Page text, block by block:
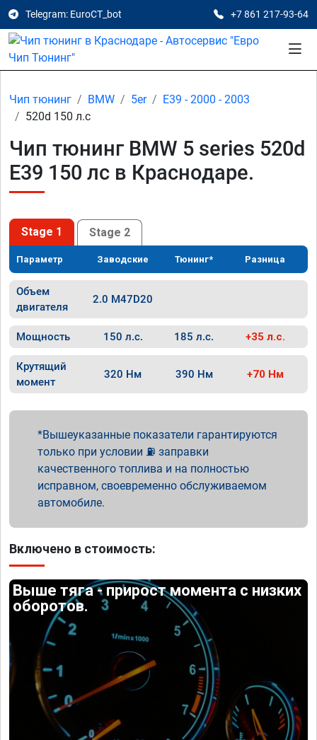
Telegram: EuroCT_bot +7 861 217-93-64
Чип тюнинг BMW 5er
E39 - 2000 - 2003
520d 150 л.с
Чип тюнинг BMW 5 series 520d
E39 150 лс в Краснодаре.
Stage 1 Stage 2
Параметр Заводские Тюнинг* Разница
Объем
двигателя
2.0 M47D20
Мощность 150 л.с. 185 л.с. +35 л.с.
Крутящий
момент
320 Нм 390 Нм +70 Нм
Вышеуказанные показатели гарантируются
только при условии ⛽ заправки
качественного топлива и на полностью
исправном, своевременно обслуживаемом
автомобиле.
Включено в стоимость:
Выше тяга - прирост момента с низких
оборотов.